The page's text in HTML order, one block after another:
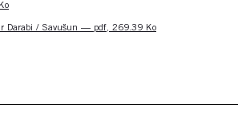
Darabi / Savušun — pdf, 269.39 Ko